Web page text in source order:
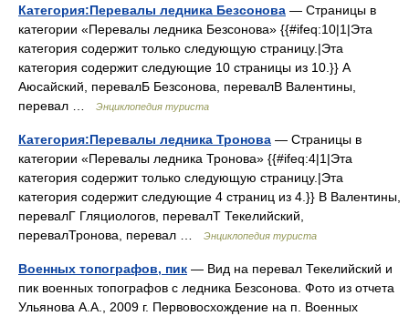
Категория:Перевалы ледника Безсонова — Страницы в
категории «Перевалы ледника Безсонова» {{#ifeq:10|1|Эта
категория содержит только следующую страницу.|Эта
категория содержит следующие 10 страницы из 10.}} А
Аюсайский, перевалБ Безсонова, перевалВ Валентины,
перевал …
Энциклопедия туриста
Категория:Перевалы ледника Тронова — Страницы в
категории «Перевалы ледника Тронова» {{#ifeq:4|1|Эта
категория содержит только следующую страницу.|Эта
категория содержит следующие 4 страниц из 4.}} В Валентины,
перевалГ Гляциологов, перевалТ Текелийский,
перевалТронова, перевал …
Энциклопедия туриста
Военных топографов, пик — Вид на перевал Текелийский и
пик военных топографов с ледника Безсонова. Фото из отчета
Ульянова А.А., 2009 г. Первовосхождение на п. Военных